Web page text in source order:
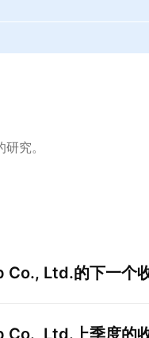
究。
Co., Ltd.的下一个
Co., Ltd.上季度的